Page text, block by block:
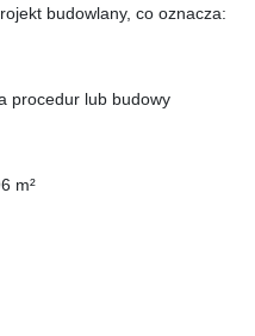
budowlany, co oznacza:
procedur lub budowy
m²